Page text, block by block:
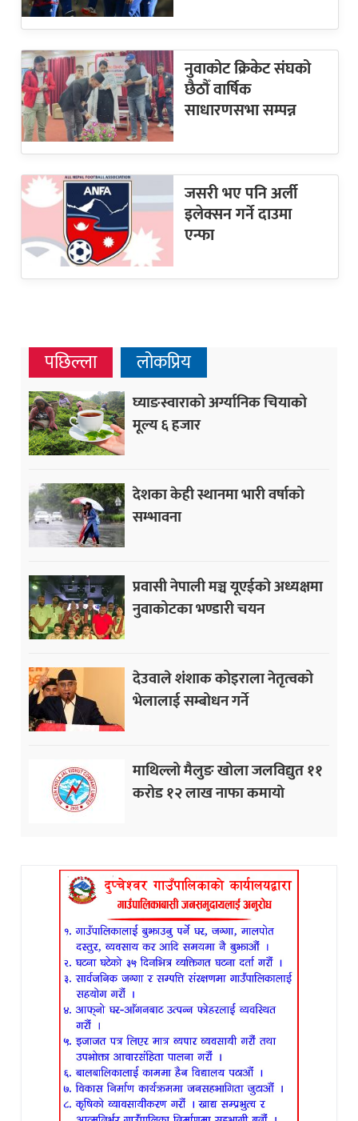
नुवाकोट क्रिकेट संघको
छैठौँ वार्षिक
साधारणसभा सम्पन्न
जसरी भए पनि अर्ली
इलेक्सन गर्ने दाउमा
एन्फा
पछिल्ला लोकप्रिय
घ्याङस्वाराको अर्ग्यानिक चियाको
मूल्य ६ हजार
देशका केही स्थानमा भारी वर्षाको
सम्भावना
प्रवासी नेपाली मञ्च यूएईको अध्यक्षमा
नुवाकोटका भण्डारी चयन
देउवाले शंशाक कोइराला नेतृत्वको
भेलालाई सम्बोधन गर्ने
माथिल्लो मैलुङ खोला जलविद्युत ११
करोड १२ लाख नाफा कमायाे